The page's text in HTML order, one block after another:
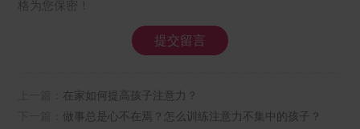
格为您保密！
在家如何提高孩子注意力？
做事总是心不在焉？怎么训练注意力不集中的孩子？